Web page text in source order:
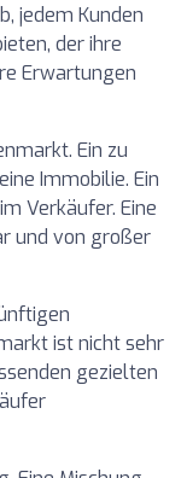
jedem Kunden
der ihre
Erwartungen
Ein zu
Immobilie. Ein
Verkäufer. Eine
und von großer
ist nicht sehr
gezielten